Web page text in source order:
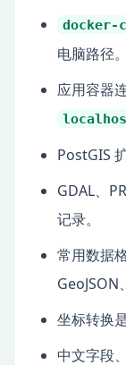
docker-
电脑路径。
应用容器
PostGIS
GDAL、
记录。
常用数据
GeoJSON
坐标转换
中文字段